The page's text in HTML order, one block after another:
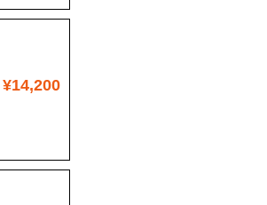
¥14,200